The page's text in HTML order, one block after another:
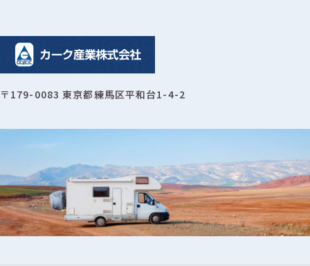
〒179-0083 東京都練馬区平和台1-4-2